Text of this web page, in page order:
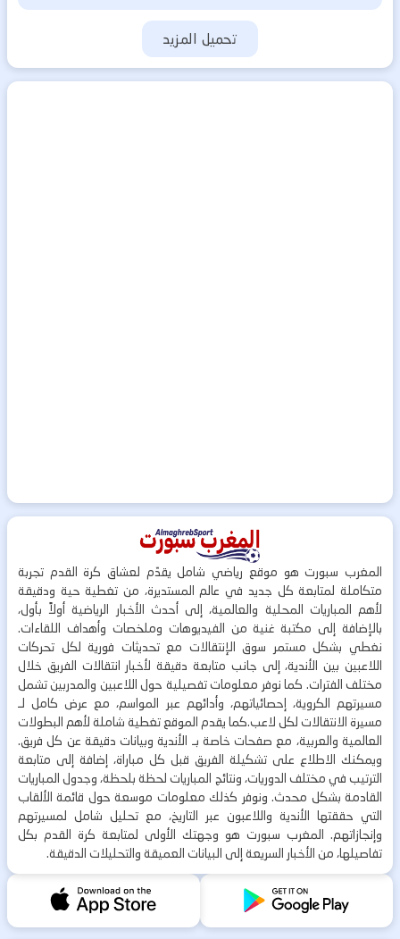
تحميل المزيد
المغرب سبورت هو موقع رياضي شامل يقدّم لعشاق كرة القدم تجربة
متكاملة لمتابعة كل جديد في عالم المستديرة، من تغطية حية ودقيقة
لأهم المباريات المحلية والعالمية، إلى أحدث الأخبار الرياضية أولاً بأول،
بالإضافة إلى مكتبة غنية من الفيديوهات وملخصات وأهداف اللقاءات.
نغطي بشكل مستمر سوق الإنتقالات مع تحديثات فورية لكل تحركات
اللاعبين بين الأندية، إلى جانب متابعة دقيقة لأخبار انتقالات الفريق خلال
مختلف الفترات. كما نوفر معلومات تفصيلية حول اللاعبين والمدربين تشمل
مسيرتهم الكروية، إحصائياتهم، وأدائهم عبر المواسم، مع عرض كامل لـ
مسيرة الانتقالات لكل لاعب.كما يقدم الموقع تغطية شاملة لأهم البطولات
العالمية والعربية، مع صفحات خاصة بـ الأندية وبيانات دقيقة عن كل فريق.
ويمكنك الاطلاع على تشكيلة الفريق قبل كل مباراة، إضافة إلى متابعة
الترتيب في مختلف الدوريات، ونتائج المباريات لحظة بلحظة، وجدول المباريات
القادمة بشكل محدث. ونوفر كذلك معلومات موسعة حول قائمة الألقاب
التي حققتها الأندية واللاعبون عبر التاريخ، مع تحليل شامل لمسيرتهم
وإنجازاتهم. المغرب سبورت هو وجهتك الأولى لمتابعة كرة القدم بكل
تفاصيلها، من الأخبار السريعة إلى البيانات العميقة والتحليلات الدقيقة.